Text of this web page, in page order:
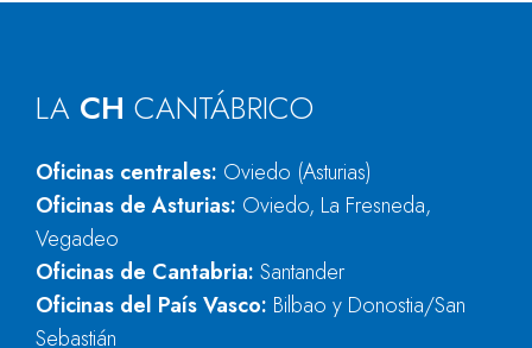
LA CH CANTÁBRICO
Oficinas centrales: Oviedo (Asturias)
Oficinas de Asturias: Oviedo, La Fresneda,
Vegadeo
Oficinas de Cantabria: Santander
Oficinas del País Vasco: Bilbao y Donostia/San
Sebastián